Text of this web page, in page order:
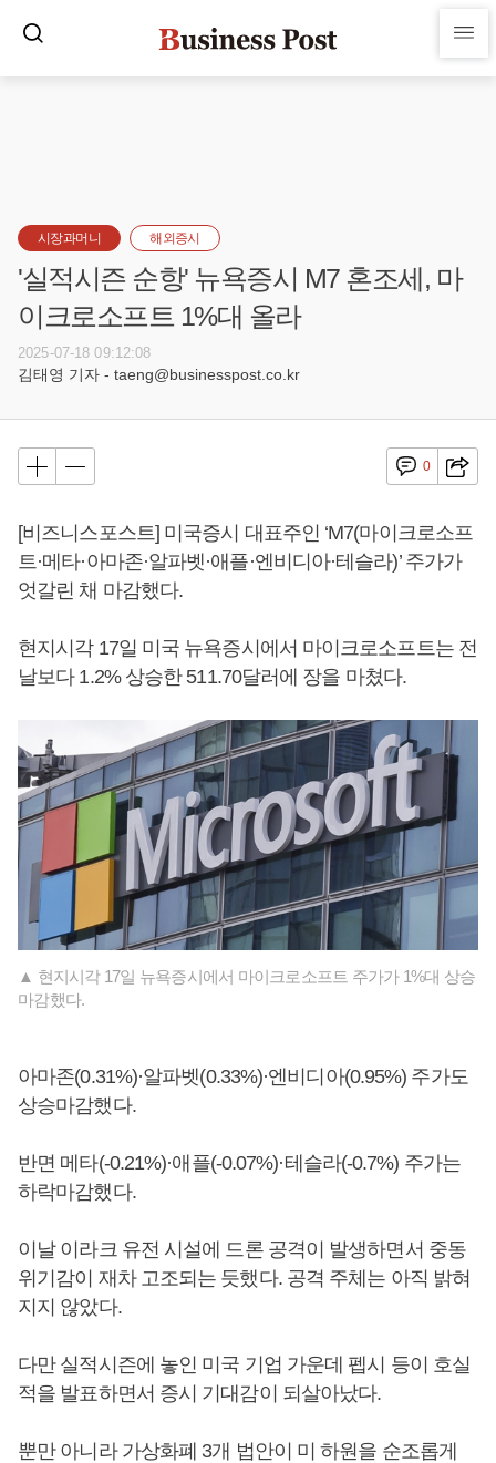
시장과머니 해외증시
'실적시즌 순항' 뉴욕증시 M7 혼조세, 마
이크로소프트 1%대 올라
2025-07-18 09:12:08
김태영 기자 - taeng@businesspost.co.kr
0
[비즈니스포스트] 미국증시 대표주인 ‘M7(마이크로소프
트·메타·아마존·알파벳·애플·엔비디아·테슬라)’ 주가가
엇갈린 채 마감했다.
현지시각 17일 미국 뉴욕증시에서 마이크로소프트는 전
날보다 1.2% 상승한 511.70달러에 장을 마쳤다.
▲ 현지시각 17일 뉴욕증시에서 마이크로소프트 주가가 1%대 상승
마감했다.
아마존(0.31%)·알파벳(0.33%)·엔비디아(0.95%) 주가도
상승마감했다.
반면 메타(-0.21%)·애플(-0.07%)·테슬라(-0.7%) 주가는
하락마감했다.
이날 이라크 유전 시설에 드론 공격이 발생하면서 중동
위기감이 재차 고조되는 듯했다. 공격 주체는 아직 밝혀
지지 않았다.
다만 실적시즌에 놓인 미국 기업 가운데 펩시 등이 호실
적을 발표하면서 증시 기대감이 되살아났다.
뿐만 아니라 가상화폐 3개 법안이 미 하원을 순조롭게